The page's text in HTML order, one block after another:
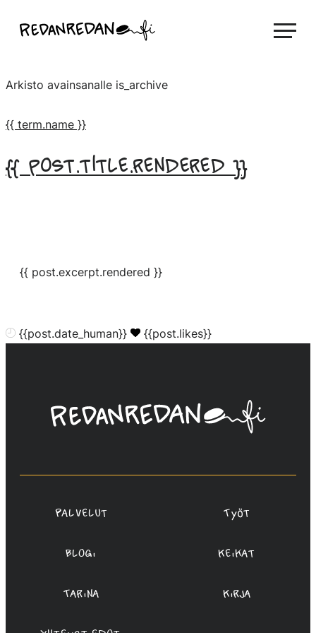
suoraan
Linda Saukko-Rauta, Redanredan Oy
piirrosvideoita
Arkisto avainsanalle is_archive
{{ term.name }}
{{ post.title.rendered }}
{{ post.excerpt.rendered }}
{{post.date_human}} {{post.likes}}
Linda
Saukko-
Oy
Palvelut Työt
Blogi Keikat
Tarina Kirja